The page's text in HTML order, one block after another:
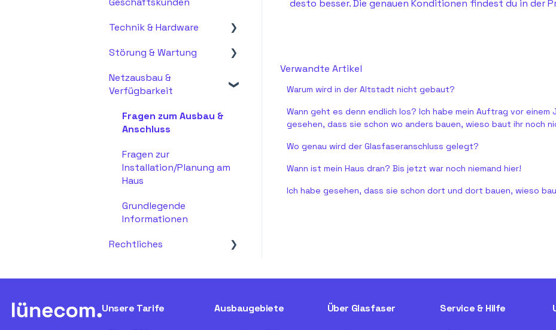
desto besser. Die genauen Konditionen findest du in der
Verwandte Artikel
Warum wird in der Altstadt nicht gebaut?
Wann geht es denn endlich los? Ich habe mein Auftrag vor einem
gesehen, dass sie schon wo anders bauen, wieso baut ihr noch
Wo genau wird der Glasfaseranschluss gelegt?
Wann ist mein Haus dran? Bis jetzt war noch niemand hier!
Ich habe gesehen, dass sie schon dort und dort bauen, wieso
Anpassungen
Kündigung &
Fragen zu Glasfaser
Netzebenen
Technik & Hardware
Installation & Einrichtung
Support
Störung & Wartung
Störung &
Fehlerbehebung
Notfälle & Eskalation
Netzausbau &
Verfügbarkeit
Fragen zum Ausbau &
Anschluss
Fragen zur
Installation/Planung am
Haus
Grundlegende
Informationen
Rechtliches
Vertragsbedingungen
Datenschutz
Unsere Tarife Ausbaugebiete Über Glasfaser Service & Hilfe